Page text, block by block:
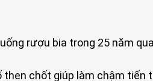
rượu bia trong 25 năm
then chốt giúp làm chậm tiến